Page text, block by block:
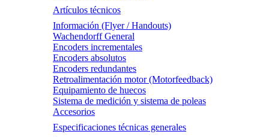
Artículos técnicos
Información (Flyer / Handouts)
Wachendorff General
Encoders incrementales
Encoders absolutos
Encoders redundantes
Retroalimentación motor (Motorfeedback)
Equipamiento de huecos
Sistema de medición y sistema de poleas
Accesorios
Especificaciones técnicas generales